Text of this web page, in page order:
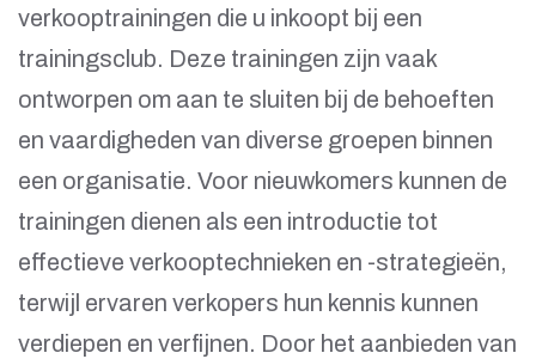
verkooptrainingen die u inkoopt bij een
trainingsclub. Deze trainingen zijn vaak
ontworpen om aan te sluiten bij de behoeften
en vaardigheden van diverse groepen binnen
een organisatie. Voor nieuwkomers kunnen de
trainingen dienen als een introductie tot
effectieve verkooptechnieken en -strategieën,
terwijl ervaren verkopers hun kennis kunnen
verdiepen en verfijnen. Door het aanbieden van